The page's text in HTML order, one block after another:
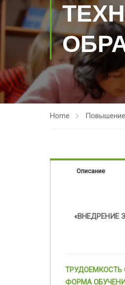
Home
Описание
«ВНЕДРЕНИЕ
ТРУДОЕМКОСТЬ
ФОРМА